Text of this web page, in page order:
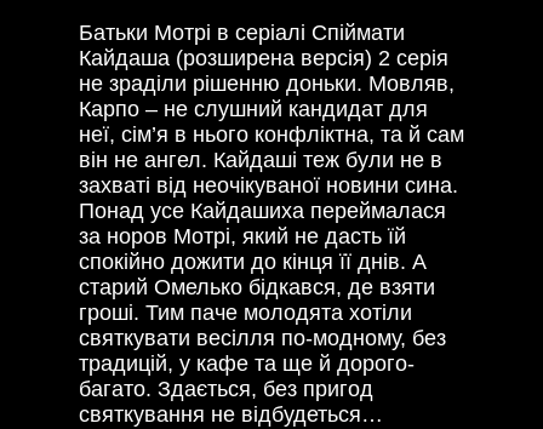
Батьки Мотрі в серіалі Спіймати
Кайдаша (розширена версія) 2 серія
не зраділи рішенню доньки. Мовляв,
Карпо – не слушний кандидат для
неї, сім’я в нього конфліктна, та й сам
він не ангел. Кайдаші теж були не в
захваті від неочікуваної новини сина.
Понад усе Кайдашиха переймалася
за норов Мотрі, який не дасть їй
спокійно дожити до кінця її днів. А
старий Омелько бідкався, де взяти
гроші. Тим паче молодята хотіли
святкувати весілля по-модному, без
традицій, у кафе та ще й дорого-
багато. Здається, без пригод
святкування не відбудеться…